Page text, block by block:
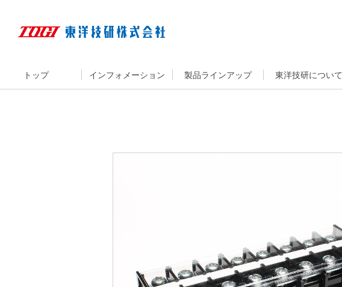
トップ インフォメーション 製品ラインアップ 東洋技研について